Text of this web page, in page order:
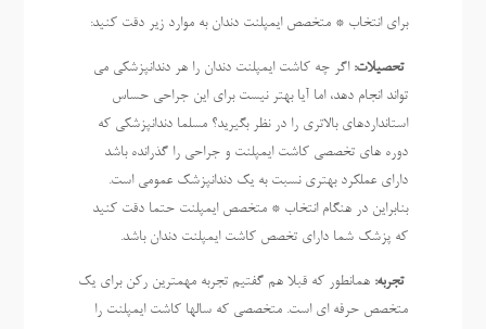
برای انتخاب * متخصص ایمپلنت دندان به موارد زیر دقت کنید:
تحصیلات: اگر چه کاشت ایمپلنت دندان را هر دندانپزشکی می
تواند انجام دهد، اما آیا بهتر نیست برای این جراحی حساس
استانداردهای بالاتری را در نظر بگیرید؟ مسلما دندانپزشکی که
دوره های تخصصی کاشت ایمپلنت و جراحی را گذرانده باشد
دارای عملکرد بهتری نسبت به یک دندانپزشک عمومی است.
بنابراین در هنگام انتخاب * متخصص ایمپلنت حتما دقت کنید
که پزشک شما دارای تخصص کاشت ایمپلنت دندان باشد.
تجربه: همانطور که قبلا هم گفتیم تجربه مهمترین رکن برای یک
متخصص حرفه ای است. متخصصی که سالها کاشت ایمپلنت را